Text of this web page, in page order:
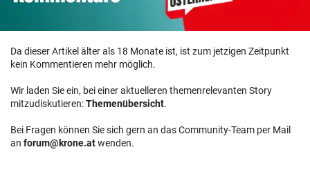
Da dieser Artikel älter als 18 Monate ist, ist zum jetzigen Zeitpunkt
kein Kommentieren mehr möglich.
Wir laden Sie ein, bei einer aktuelleren themenrelevanten Story
mitzudiskutieren:Themenübersicht.
Bei Fragen können Sie sich gern an das Community-Team per Mail
an forum@krone.atwenden.